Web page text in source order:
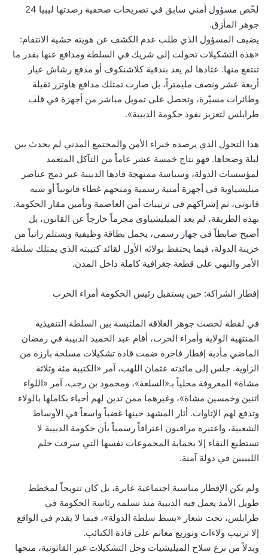
لخّص مسؤول أمني سابق في تصريحات صحفية رصدتها ليبيا 24
جوهر المأزق.
يضيف المسؤول الذي طلب عدم الكشف عن هويته خشية الانتقام:
«هذه التشكيلات تحولت إلى شريك في السلطة ومدافع عنها بقدر ما
تنتفع منها. عتادها لم يعد بندقية كلاشنكوف أو مدفع رشاش عيار
أربعة عشر ونصف مليمتراً، بل صارت تمتلك مدافع هاوتزر ثقيلة
وطائرات مسيّرة، وتحصل على تمويل مباشر من أجهزة في قلب
طرابلس لتعزيز نفوذ حكومة الدبيبة».
هذا التحول الذي يرصده خبراء الأمن والمجتمع المدني لم يحدث بين
ليلة وضحاها. فهو نتاج خمسة عشر عاماً من التآكل المتعمد
لمؤسسات الدولة، وسياسة ممنهجة قادها الدبيبة عبر دمج عناصر
ميليشياوية في أجهزة أمنية رسمية ومنحهم غطاء قانونياً أو شبه
قانوني، ثم إشراكهم في ترتيبات أمن العاصمة وتأمين مقار الحكومة.
بهذه الطريقة، لم يعد الميليشياوي مجرماً خارجاً عن القانون، بل
أصبح ضابطاً في جهاز رسمي، يحمل بطاقة وظيفية ويستلم راتباً من
خزينة الدولة، فيما يحتفظ بولائه الأول لقائد كتيبته الذي يمتلك سلطة
الأمر والنهي على قطعة جغرافية كاملة داخل المدن.
إفطار الشراكة: حين يستقبل رئيس الحكومة أمراء الحرب
في لقطة لخصت جوهر العلاقة الملتبسة بين السلطة التنفيذية
المنتهية الولاية وأمراء الحرب، أقام عبد الحميد الدبيبة في رمضان
الماضي مأدبة إفطار فاخرة ضمت قادة تشكيلات مسلحة بارزة من
الزاوية. جلس إلى مائدته عثمان اللهب، آمر «الكتيبة مئة وثلاثة
مشاة» المعروفة محلياً بـ«السلعة»، ومحمود بن رجب، آمر «اللواء
اثنين وخمسين مشاة»، وغيرهما ممن تدين لهم أحياء بكاملها بالولاء
وتدفع لهم الإتاوات. أثار المشهد حينها غضباً واسعاً في الأوساط
الشعبية، واعتبره مراقبون اعترافاً رسمياً بأن حكومة الدبيبة لا
تستطيع البقاء إلا بحماية المجموعات نفسها التي سرقت حلم
الليبيين في دولة آمنة.
ولم يكن الإفطار مناسبة اجتماعية عابرة، بل كان تتويجاً لمخطط
طويل الأمد يعمل فيه الدبيبة منذ تسلمه رئاسة الحكومة في
طرابلس، تحت شعار «بسط سلطة الدولة»، فيما لا يقدم في الواقع
إلا ترتيب ولاءات وتوزيع مغانم على قادة الكتائب.
وبدلاً من نزع سلاح الميليشيات وحل التشكيلات غير القانونية، منحها